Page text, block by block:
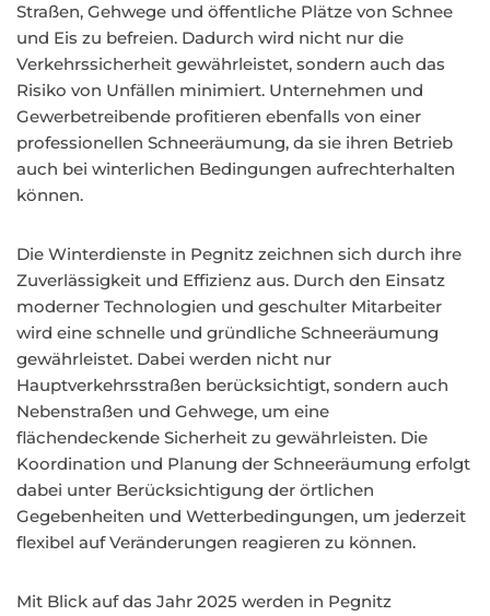
Straßen, Gehwege und öffentliche Plätze von Schnee
und Eis zu befreien. Dadurch wird nicht nur die
Verkehrssicherheit gewährleistet, sondern auch das
Risiko von Unfällen minimiert. Unternehmen und
Gewerbetreibende profitieren ebenfalls von einer
professionellen Schneeräumung, da sie ihren Betrieb
auch bei winterlichen Bedingungen aufrechterhalten
können.
Die Winterdienste in Pegnitz zeichnen sich durch ihre
Zuverlässigkeit und Effizienz aus. Durch den Einsatz
moderner Technologien und geschulter Mitarbeiter
wird eine schnelle und gründliche Schneeräumung
gewährleistet. Dabei werden nicht nur
Hauptverkehrsstraßen berücksichtigt, sondern auch
Nebenstraßen und Gehwege, um eine
flächendeckende Sicherheit zu gewährleisten. Die
Koordination und Planung der Schneeräumung erfolgt
dabei unter Berücksichtigung der örtlichen
Gegebenheiten und Wetterbedingungen, um jederzeit
flexibel auf Veränderungen reagieren zu können.
Mit Blick auf das Jahr 2025 werden in Pegnitz